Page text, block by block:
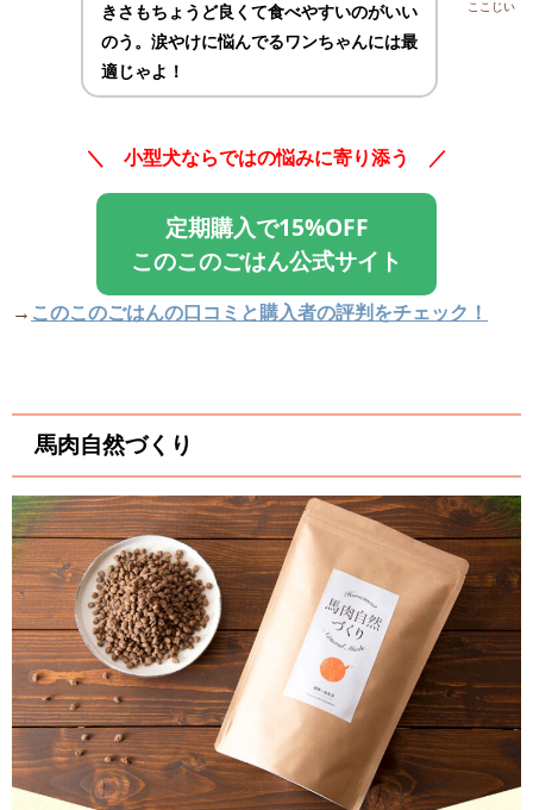
ここじい
きさもちょうど良くて食べやすいのがいい
のう。涙やけに悩んでるワンちゃんには最
適じゃよ！
＼ 小型犬ならではの悩みに寄り添う ／
定期購入で15%OFF
このこのごはん公式サイト
→ このこのごはんの口コミと購入者の評判をチェック！
馬肉自然づくり